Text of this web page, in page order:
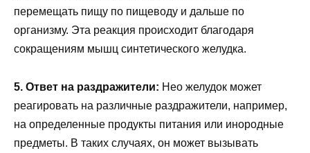
перемещать пищу по пищеводу и дальше по
организму. Эта реакция происходит благодаря
сокращениям мышц синтетического желудка.
5. Ответ на раздражители: Нео желудок может
реагировать на различные раздражители, например,
на определенные продукты питания или инородные
предметы. В таких случаях, он может вызывать